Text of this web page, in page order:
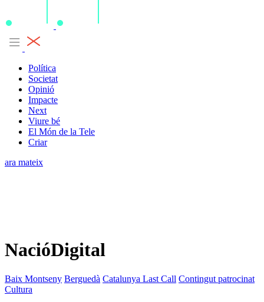
Política
Societat
Opinió
Impacte
Next
Viure bé
El Món de la Tele
Criar
ara mateix
NacióDigital
Baix Montseny Berguedà Catalunya Last Call Contingut patrocinat
Cultura